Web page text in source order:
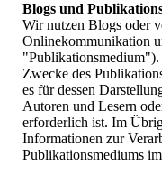
Blogs und
Wir nutzen Blogs oder
Onlinekommunikation
Zwecke des
es für dessen
Autoren und Lesern
erforderlich ist. Im
Informationen zur
Publikationsmediums